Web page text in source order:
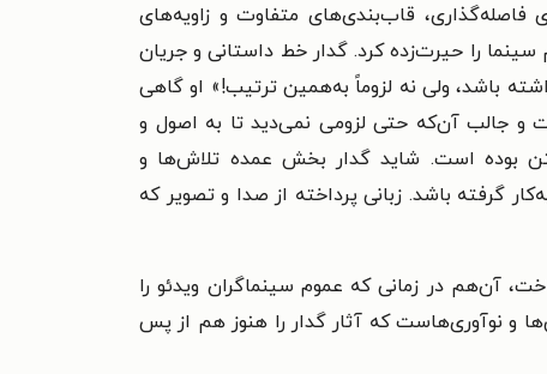
قاب‌بندی‌های متفاوت و زاویه‌های
سینما را حیرت‌زده کرد. گدار خط داستانی و جریان
باشد، ولی نه لزوماً به‌همین ترتیب!» او گاهی
و جالب آن‌که حتی لزومی نمی‌دید تا به اصول و
بوده است. شاید گدار بخش عمده تلاش‌ها و
گرفته باشد. زبانی پرداخته از صدا و تصویر که
آن‌هم در زمانی که عموم سینماگران ویدئو را
و نوآوری‌هاست که آثار گدار را هنوز هم از پس